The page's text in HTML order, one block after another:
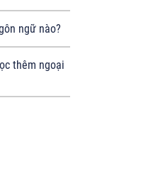
ngữ nào?
thêm ngoại